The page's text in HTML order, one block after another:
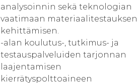
analysoinnin sekä teknologian
vaatimaan materiaalitestauksen
kehittämisen.
-alan koulutus-, tutkimus- ja
testauspalveluiden tarjonnan
laajentamisen
kierrätyspolttoaineen